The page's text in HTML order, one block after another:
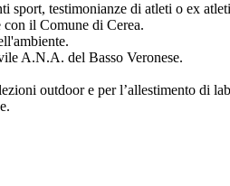
sport, testimonianze di atleti o ex
il Comune di Cerea.
A.N.A. del Basso Veronese.
outdoor e per l’allestimento di